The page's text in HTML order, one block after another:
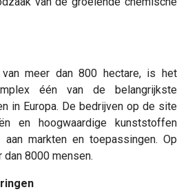
meer dan 800 hectare, is het
één van de belangrijkste
in Europa. De bedrijven op de site
en hoogwaardige kunststoffen
markten en toepassingen. Op
8000 mensen.